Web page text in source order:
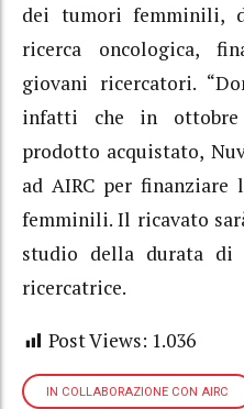
dei tumori femminili,
ricerca oncologica,
giovani ricercatori.
infatti che in ottobre
prodotto acquistato,
ad AIRC per
femminili. Il ricavato
studio della durata di
ricercatrice.
Post Views: 1.036
IN COLLABORAZIONE CON AIRC